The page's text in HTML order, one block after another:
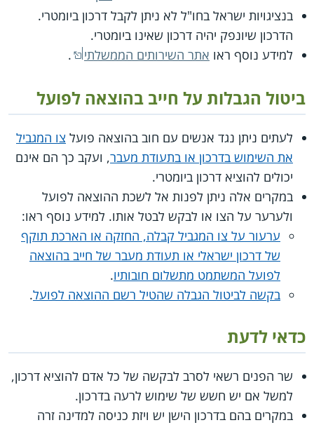
בנציגויות ישראל בחו"ל לא ניתן לקבל דרכון ביומטרי.
הדרכון שיונפק יהיה דרכון שאינו ביומטרי.
למידע נוסף ראו אתר השירותים הממשלתי .
ביטול הגבלות על חייב בהוצאה לפועל
לעתים ניתן נגד אנשים עם חוב בהוצאה פועל צו המגביל
את השימוש בדרכון או בתעודת מעבר, ועקב כך הם אינם
יכולים להוציא דרכון ביומטרי.
במקרים אלה ניתן לפנות אל לשכת ההוצאה לפועל
ולערער על הצו או לבקש לבטל אותו. למידע נוסף ראו:
ערעור על צו המגביל קבלה, החזקה או הארכת תוקף
של דרכון ישראלי או תעודת מעבר של חייב בהוצאה
לפועל המשתמט מתשלום חובותיו.
בקשה לביטול הגבלה שהטיל רשם ההוצאה לפועל.
כדאי לדעת
שר הפנים רשאי לסרב לבקשה של כל אדם להוציא דרכון,
למשל אם יש חשש של שימוש לרעה בדרכון.
במקרים בהם בדרכון הישן יש ויזת כניסה למדינה זרה